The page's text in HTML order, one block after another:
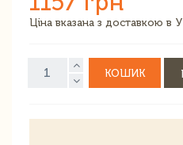
Ціна вказана з доставкою в
КОШИК